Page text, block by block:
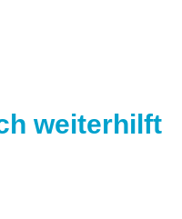
weiterhilft